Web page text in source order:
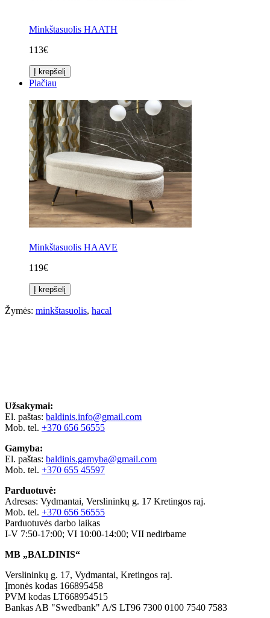
Minkštasuolis HAATH
113€
Į krepšelį
Plačiau
Minkštasuolis HAAVE
119€
Į krepšelį
Žymės: minkštasuolis, hacal
Užsakymai:
El. paštas: baldinis.info@gmail.com
Mob. tel. +370 656 56555
Gamyba:
El. paštas: baldinis.gamyba@gmail.com
Mob. tel. +370 655 45597
Parduotuvė:
Adresas: Vydmantai, Verslininkų g. 17 Kretingos raj.
Mob. tel. +370 656 56555
Parduotuvės darbo laikas
I-V 7:50-17:00; VI 10:00-14:00; VII nedirbame
MB „BALDINIS“
Verslininkų g. 17, Vydmantai, Kretingos raj.
Įmonės kodas 166895458
PVM kodas LT668954515
Bankas AB "Swedbank" A/S LT96 7300 0100 7540 7583